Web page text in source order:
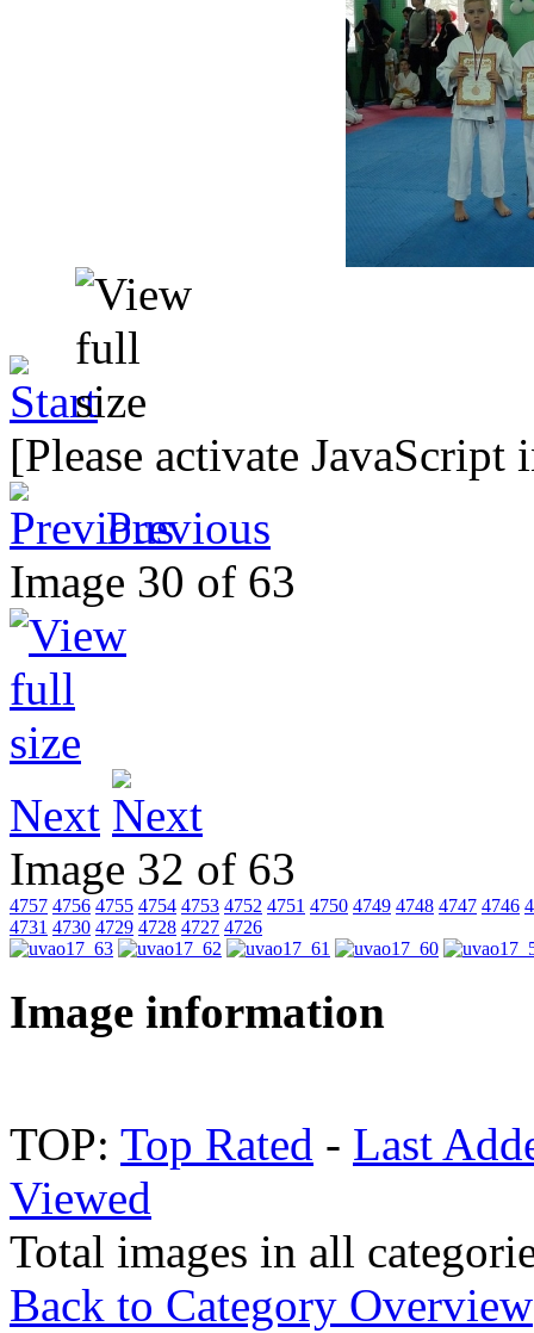
[Please activate
Previous
Image 30 of 63
Next
Image 32 of 63
4757 4756 4755 4754 4753 4752 4751 4750 4749 4748 4747 4746
4731 4730 4729 4728 4727 4726
Image information
TOP: Top Rated - Last
Viewed
Total images in all
Back to Category Overview